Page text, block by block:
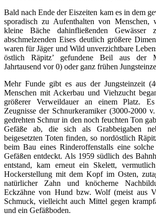
Bald nach Ende der Eiszeiten kam es in dem
sporadisch zu Aufenthalten von Menschen,
kleine Bäche dahinfließenden Gewässer
abschmelzenden Eises deutlich größere
waren für Jäger und Wild unverzichtbare
östlich Räpitz’ gefundene Beil aus der
Jahrtausend vor 0) oder ganz frühen
Mehr Funde gibt es aus der Jungsteinzeit
Menschen mit Ackerbau und Viehzucht
größerer Verweildauer an einem Platz.
Zeugnisse der Schnurkeramiker (3000-2000
gedrehten Schnur in den noch feuchten Ton
Gefäße ab, die sich als Grabbeigaben
beigesetzten Toten finden, so nordöstlich
beim Bau eines Rinderoffenstalls eine
Gefäßen entdeckt. Als 1959 südlich des
entstand, kam erneut ein Skelett,
Hockerstellung mit dem Kopf im Osten,
natürlicher Zahn und knöcherne
Eckzähne von Hund bzw. Wolf (meist aus
Schmuck, vielleicht auch Mittel gegen
und ein Gefäßboden.